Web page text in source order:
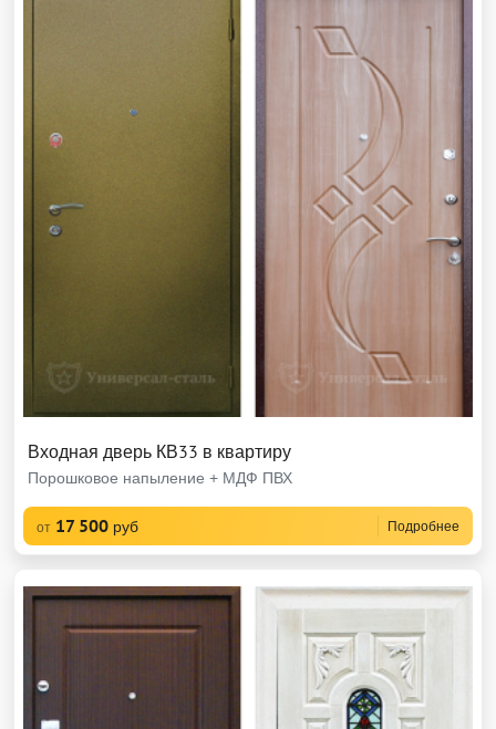
Входная дверь КВ33 в квартиру
Порошковое напыление + МДФ ПВХ
от 17 500 руб Подробнее